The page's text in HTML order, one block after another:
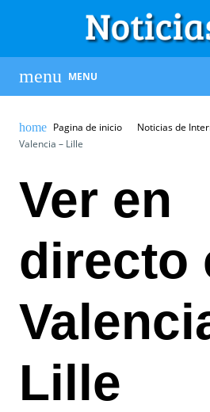
MENU
Pagina de inicio Noticias de
Valencia – Lille
Ver en
directo
Lille